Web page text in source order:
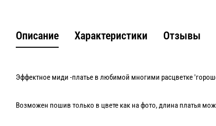
Описание Характеристики Отзывы
Эффектное миди -платье в любимой многими расцветке
Возможен пошив только в цвете как на фото, длина платья